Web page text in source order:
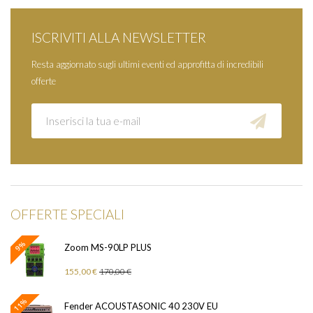
ISCRIVITI ALLA NEWSLETTER
Resta aggiornato sugli ultimi eventi ed approfitta di incredibili
offerte
OFFERTE SPECIALI
9% Zoom MS-90LP PLUS
155,00 € 170,00 €
11% Fender ACOUSTASONIC 40 230V EU